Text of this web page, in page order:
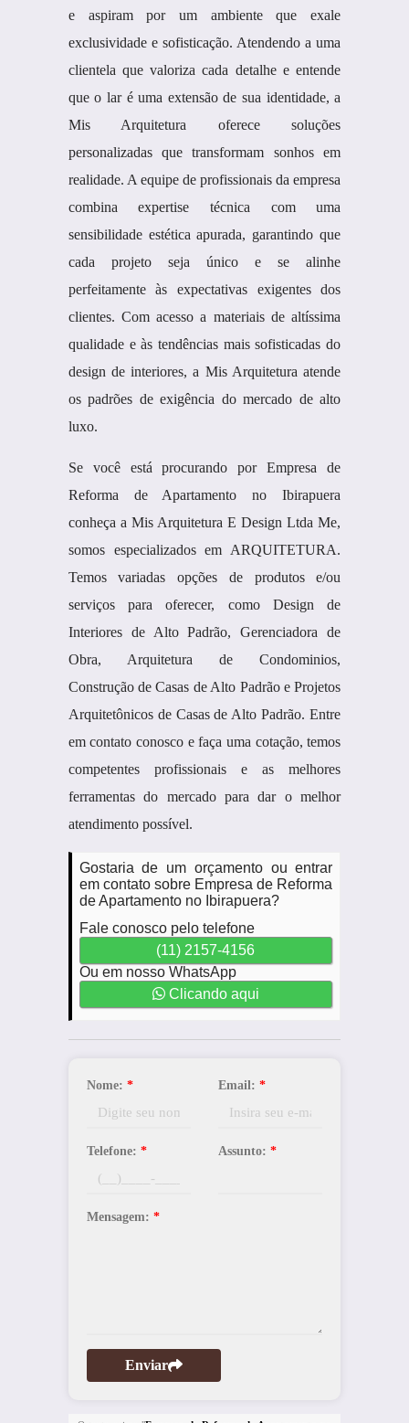
e aspiram por um ambiente que exale
exclusividade e sofisticação. Atendendo a uma
clientela que valoriza cada detalhe e entende
que o lar é uma extensão de sua identidade, a
Mis Arquitetura oferece soluções
personalizadas que transformam sonhos em
realidade. A equipe de profissionais da empresa
combina expertise técnica com uma
sensibilidade estética apurada, garantindo que
cada projeto seja único e se alinhe
perfeitamente às expectativas exigentes dos
clientes. Com acesso a materiais de altíssima
qualidade e às tendências mais sofisticadas do
design de interiores, a Mis Arquitetura atende
os padrões de exigência do mercado de alto
luxo.
Se você está procurando por Empresa de
Reforma de Apartamento no Ibirapuera
conheça a Mis Arquitetura E Design Ltda Me,
somos especializados em ARQUITETURA.
Temos variadas opções de produtos e/ou
serviços para oferecer, como Design de
Interiores de Alto Padrão, Gerenciadora de
Obra, Arquitetura de Condominios,
Construção de Casas de Alto Padrão e Projetos
Arquitetônicos de Casas de Alto Padrão. Entre
em contato conosco e faça uma cotação, temos
competentes profissionais e as melhores
ferramentas do mercado para dar o melhor
atendimento possível.
Gostaria de um orçamento ou entrar
em contato sobre Empresa de Reforma
de Apartamento no Ibirapuera?
Fale conosco pelo telefone
(11) 2157-4156
Ou em nosso WhatsApp
Clicando aqui
Nome: * Email: *
Telefone: * Assunto: *
Mensagem: *
Enviar